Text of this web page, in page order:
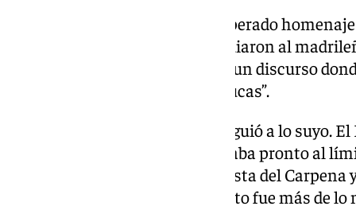
En el descanso se produjo el esperado
autoridades y el Unicaja obsequiaron al
tras recibir los premios, realizó un discurso
terminó con un “hasta luego, Lucas”.
En la reanudación el Unicaja siguió a lo suyo.
ante la superioridad local y llegaba pronto al
campaba a sus anchas por la pista del
cifra de la decena. El tercer cuarto fue más de